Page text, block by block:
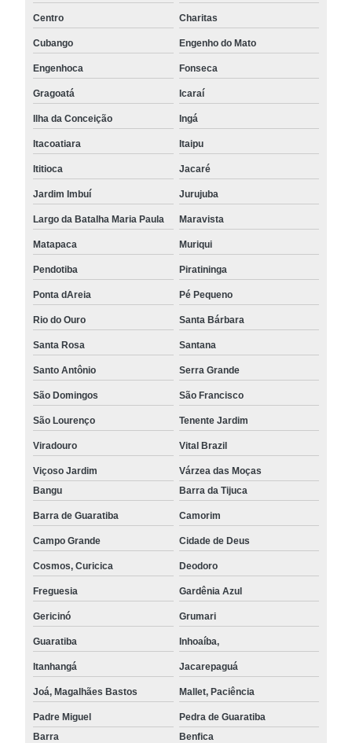
Centro Charitas
Cubango Engenho do Mato
Engenhoca Fonseca
Gragoatá Icaraí
Ilha da Conceição Ingá
Itacoatiara Itaipu
Ititioca Jacaré
Jardim Imbuí Jurujuba
Largo da Batalha Maria Paula Maravista
Matapaca Muriqui
Pendotiba Piratininga
Ponta dAreia Pé Pequeno
Rio do Ouro Santa Bárbara
Santa Rosa Santana
Santo Antônio Serra Grande
São Domingos São Francisco
São Lourenço Tenente Jardim
Viradouro Vital Brazil
Viçoso Jardim
Várzea das Moças
Bangu
Barra da Tijuca
Barra de Guaratiba Camorim
Campo Grande Cidade de Deus
Cosmos, Curicica Deodoro
Freguesia Gardênia Azul
Gericinó Grumari
Guaratiba Inhoaíba,
Itanhangá Jacarepaguá
Joá, Magalhães Bastos Mallet, Paciência
Padre Miguel
Pedra de Guaratiba
Barra
Benfica